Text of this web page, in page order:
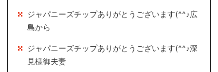
ジャパニーズチップありがとうございます(^^♪広
島から
ジャパニーズチップありがとうございます(^^♪深
見様御夫妻